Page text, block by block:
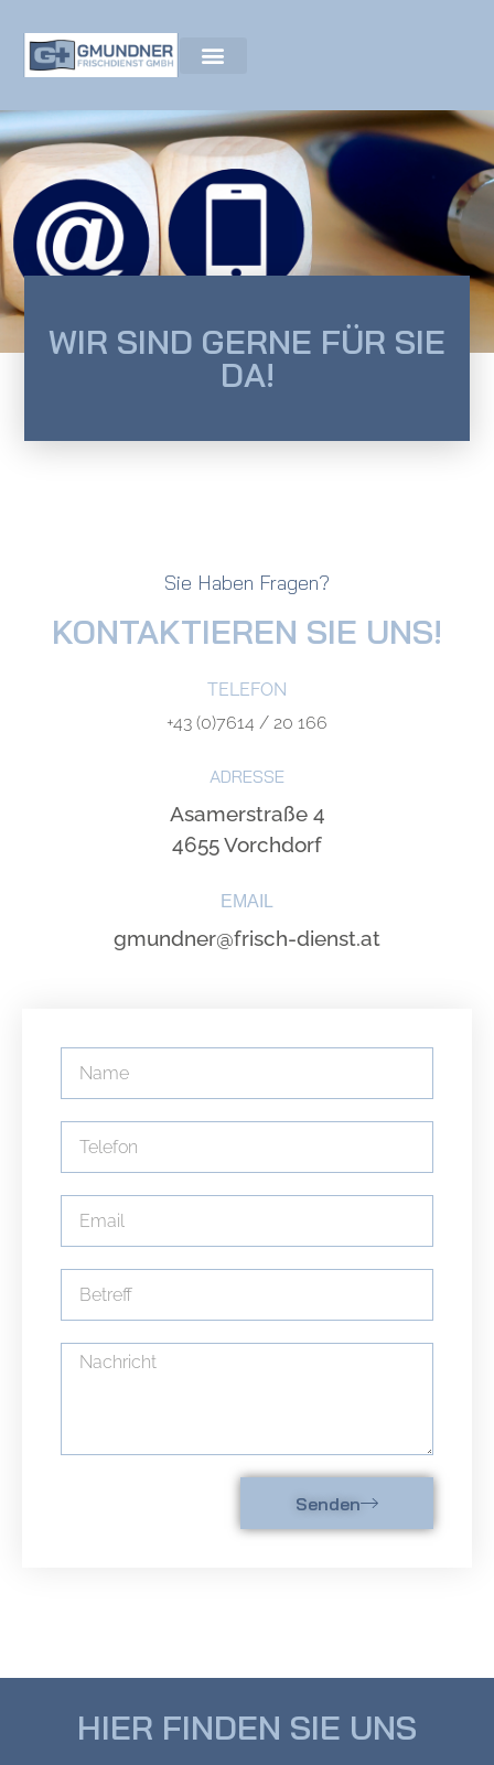
Kontakt
WIR SIND GERNE FÜR SIE
DA!
Senden
Sie Haben Fragen?
KONTAKTIEREN SIE UNS!
TELEFON
+43 (0)7614 / 20 166
ADRESSE
Asamerstraße 4
4655 Vorchdorf
EMAIL
gmundner@frisch-dienst.at
HIER FINDEN SIE UNS